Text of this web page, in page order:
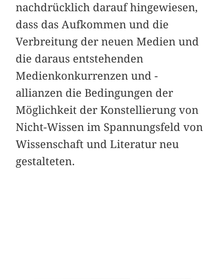
nachdrücklich darauf hingewiesen,
dass das Aufkommen und die
Verbreitung der neuen Medien und
die daraus entstehenden
Medienkonkurrenzen und -
allianzen die Bedingungen der
Möglichkeit der Konstellierung von
Nicht-Wissen im Spannungsfeld von
Wissenschaft und Literatur neu
gestalteten.